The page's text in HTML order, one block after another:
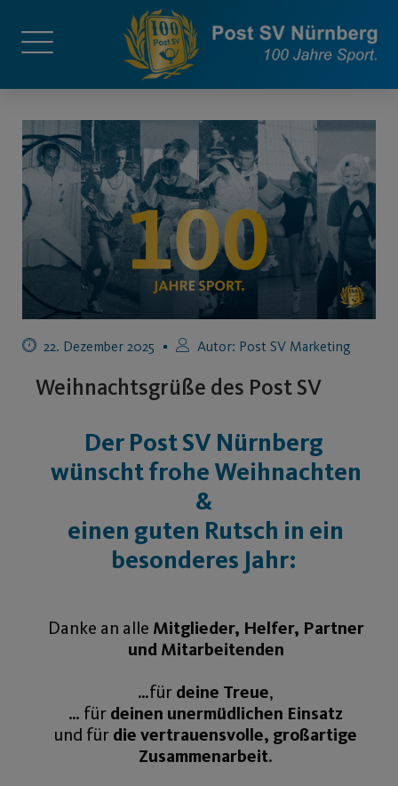
22. Dezember 2025 Autor: Post SV Marketing
Weihnachtsgrüße des Post SV
Der Post SV Nürnberg
wünscht frohe Weihnachten
&
einen guten Rutsch in ein
besonderes Jahr:
Danke an alle Mitglieder, Helfer, Partner
und Mitarbeitenden
…für deine Treue,
… für deinen unermüdlichen Einsatz
und für die vertrauensvolle, großartige
Zusammenarbeit.